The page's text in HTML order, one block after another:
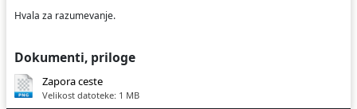
Hvala za razumevanje.
Dokumenti, priloge
Zapora ceste
Velikost datoteke: 1 MB